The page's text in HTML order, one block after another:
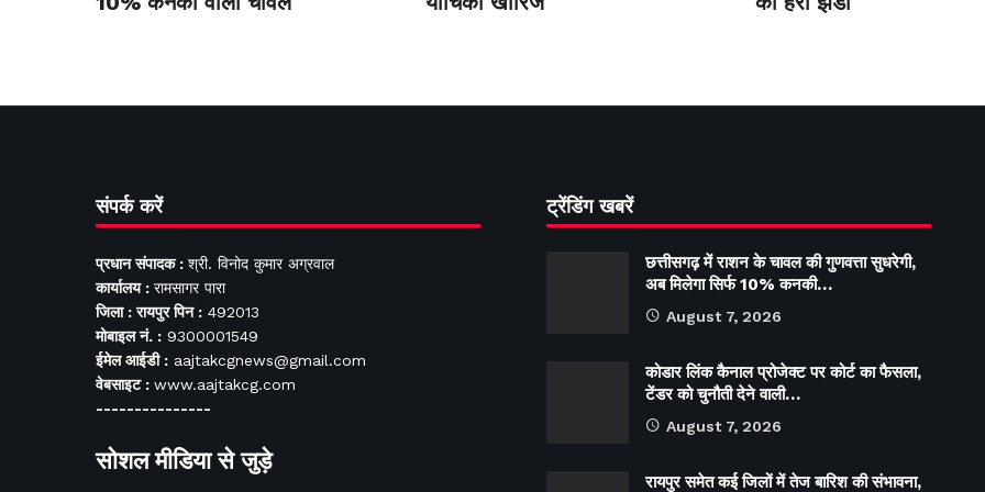
संपर्क करें
प्रधान संपादक : श्री. विनोद कुमार अग्रवाल
कार्यालय : रामसागर पारा
जिला : रायपुर पिन : 492013
मोबाइल नं. : 9300001549
ईमेल आईडी : aajtakcgnews@gmail.com
वेबसाइट : www.aajtakcg.com
---------------
सोशल मीडिया से जुड़े
ट्रेंडिंग खबरें
छत्तीसगढ़ में राशन के चावल की गुणवत्ता सुधरेगी,
अब मिलेगा सिर्फ 10% कनकी…
August 7, 2026
कोडार लिंक कैनाल प्रोजेक्ट पर कोर्ट का फैसला,
टेंडर को चुनौती देने वाली…
August 7, 2026
रायपुर समेत कई जिलों में तेज बारिश की संभावना,